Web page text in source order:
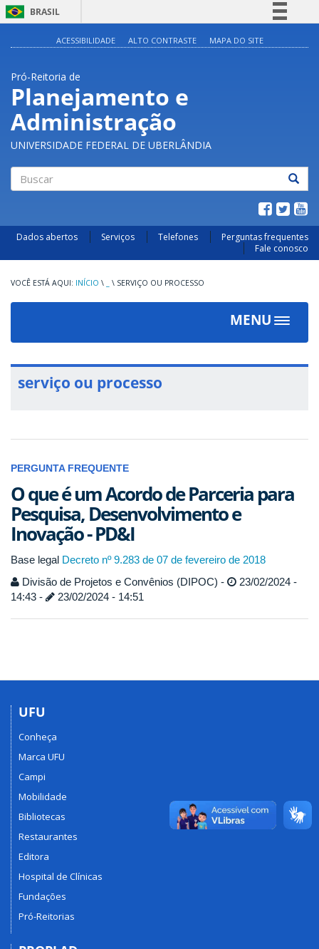
BRASIL
Acesso à informação
ACESSIBILIDADE ALTO CONTRASTE MAPA DO SITE
Pró-Reitoria de
Planejamento e
Administração
UNIVERSIDADE FEDERAL DE UBERLÂNDIA
Dados abertos Serviços Telefones
Perguntas frequentes
Fale conosco
INÍCIO \ \ SERVIÇO OU PROCESSO
MENU
Toggle
serviço ou processo
PERGUNTA FREQUENTE
O que é um Acordo de Parceria para
Pesquisa, Desenvolvimento e
Inovação - PD&I
Base legal Decreto nº 9.283 de 07 de fevereiro de 2018
Divisão de Projetos e Convênios (DIPOC) -
23/02/2024 -
14:43 -
23/02/2024 - 14:51
UFU
Conheça
Marca UFU
Campi
Mobilidade
Bibliotecas
Restaurantes
Editora
Hospital de Clínicas
Fundações
Pró-Reitorias